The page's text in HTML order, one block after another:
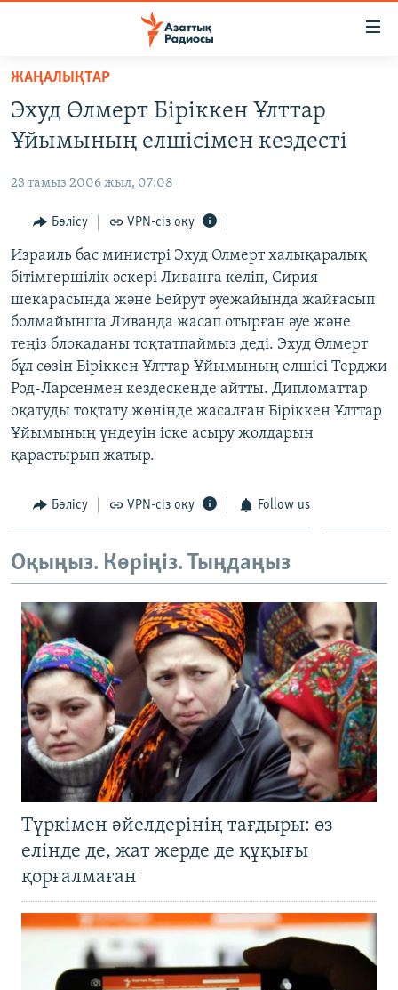
Skip
main
content
to
Navigation
Skip
to
Search
САЯСАТ
ҚАҢТАР ОҚИҒАСЫ
АДАМ ҚҰҚЫҚТАРЫ
ӘЛЕУМЕТ
ӘЛЕМ
АРНАЙЫ ЖОБАЛАР
Русский
ЖАЗЫЛЫҢЫЗ
Басқа тілдерде
ЖАҢАЛЫҚТАР
Эхуд Өлмерт Біріккен Ұлттар
Ұйымының елшісімен кездесті
23 тамыз 2006 жыл, 07:08
Бөлісу VPN-сіз оқу
Израиль бас министрі Эхуд Өлмерт халықаралық
бітімгершілік әскері Ливанға келіп, Сирия
шекарасында және Бейрут әуежайында жайғасып
болмайынша Ливанда жасап отырған әуе және
теңіз блокаданы тоқтатпаймыз деді. Эхуд Өлмерт
бұл сөзін Біріккен Ұлттар Ұйымының елшісі Терджи
Род-Ларсенмен кездескенде айтты. Дипломаттар
оқатуды тоқтату жөнінде жасалған Біріккен Ұлттар
Ұйымының үндеуін іске асыру жолдарын
қарастырып жатыр.
Бөлісу VPN-сіз оқу Follow us
Оқыңыз. Көріңіз. Тыңдаңыз
Түркімен әйелдерінің тағдыры: өз
елінде де, жат жерде де құқығы
қорғалмаған